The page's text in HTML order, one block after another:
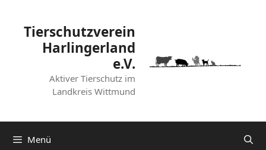
springenTierschutzverein
Harlingerland
e.V.
Aktiver Tierschutz im
Landkreis Wittmund
Menü